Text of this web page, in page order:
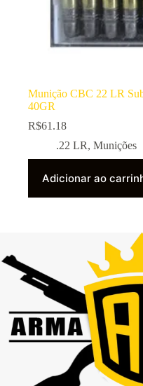
Munição CBC 22 LR
40GR
R$61.18
.22 LR, Munições
Adicionar ao